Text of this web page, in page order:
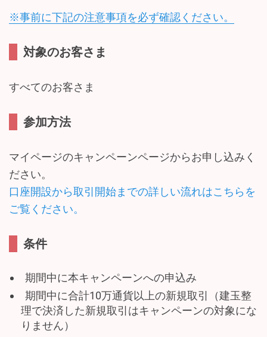
※事前に下記の注意事項を必ず確認ください。
対象のお客さま
すべてのお客さま
参加方法
マイページのキャンペーンページからお申し込みく
ださい。
口座開設から取引開始までの詳しい流れはこちらを
ご覧ください。
条件
期間中に本キャンペーンへの申込み
期間中に合計10万通貨以上の新規取引（建玉整
理で決済した新規取引はキャンペーンの対象にな
りません）